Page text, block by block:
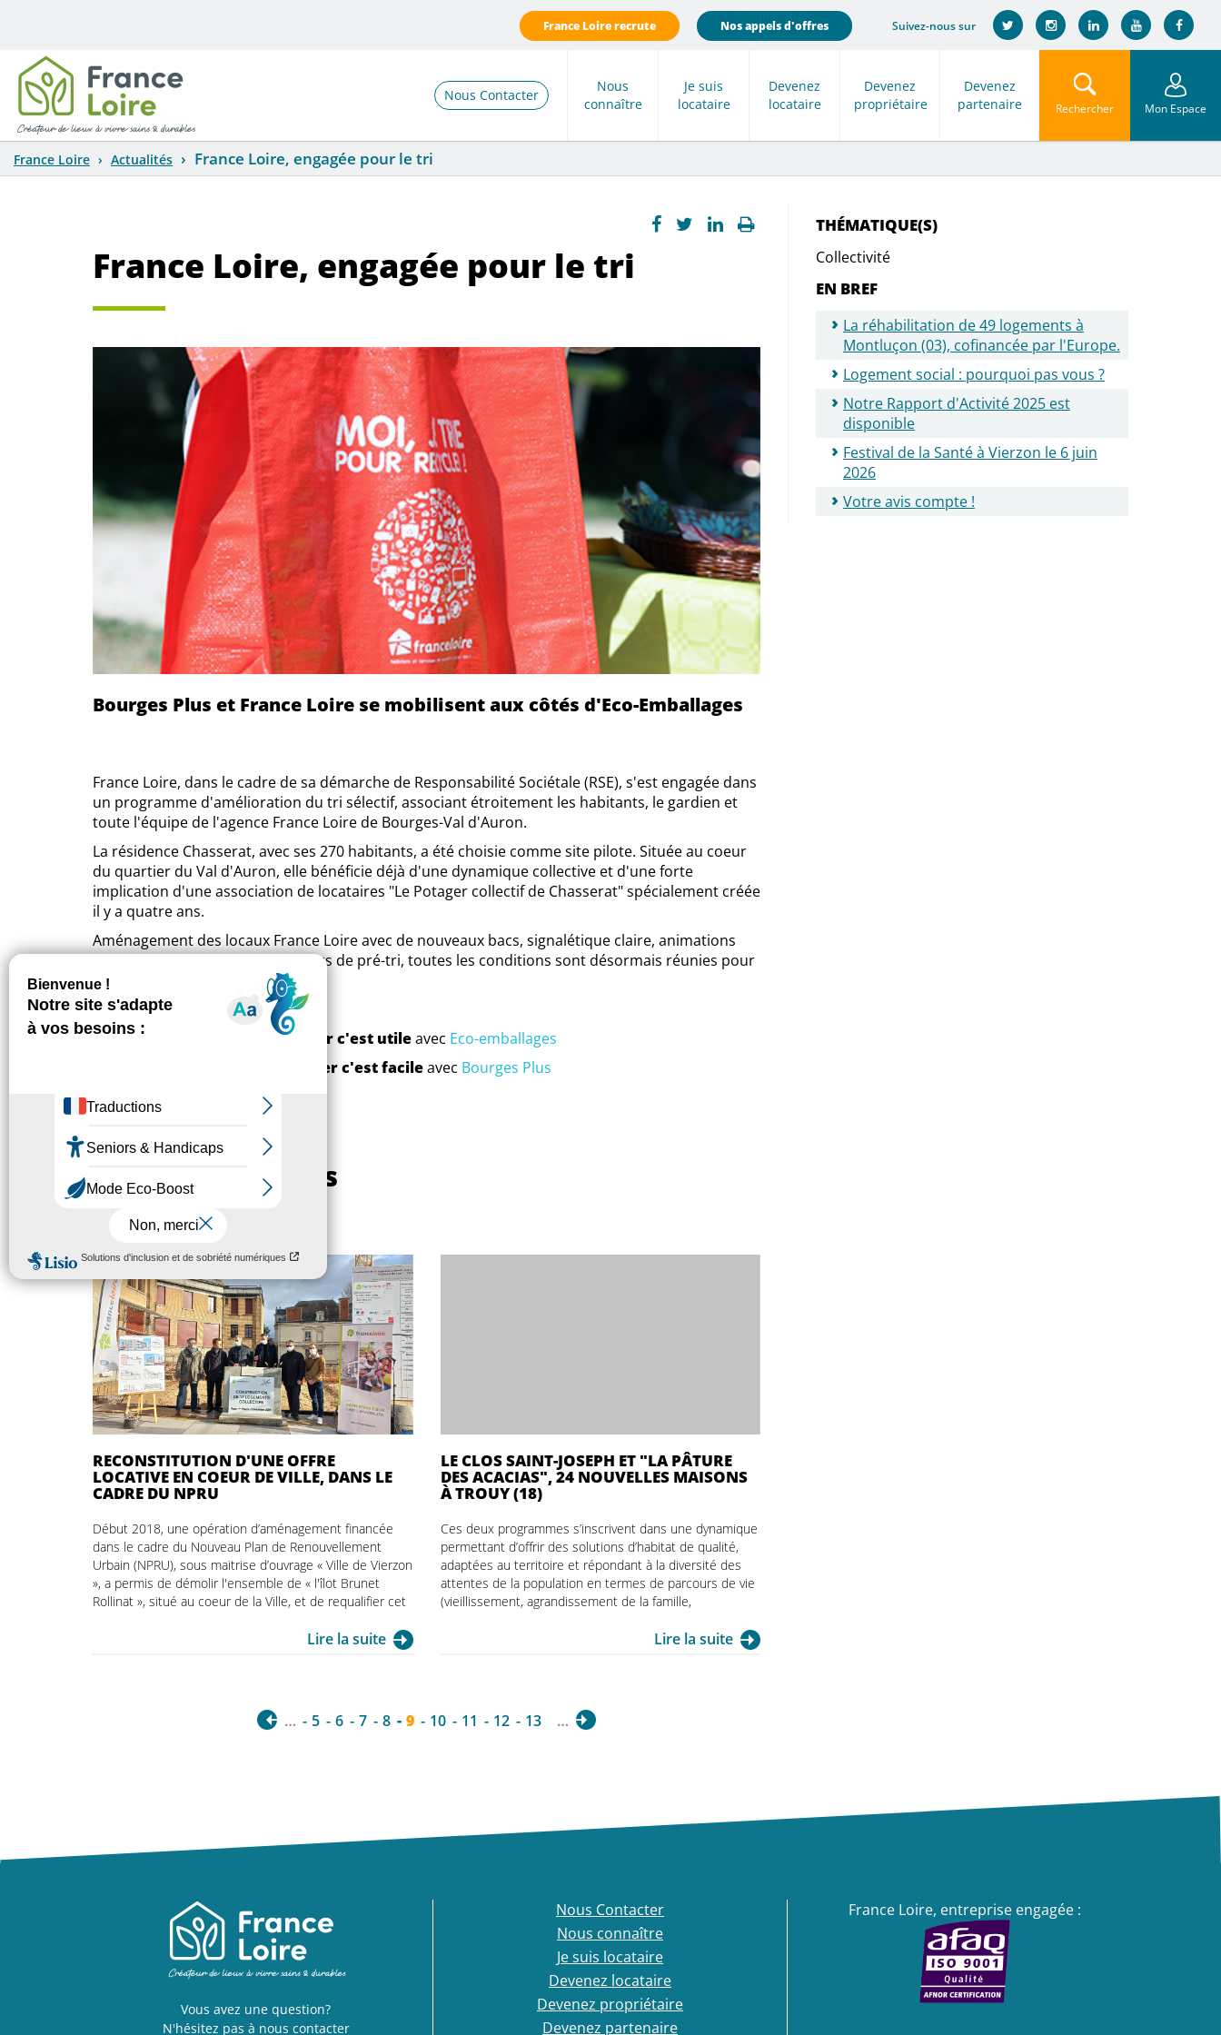
France Loire recrute Nos appels d'offres Suivez-nous sur
Mon Espace
Rechercher
Nous Contacter
Nous
connaître
Je suis
locataire
Devenez
locataire
Devenez
propriétaire
Devenez
partenaire
France Loire Actualités France Loire, engagée pour le tri
France Loire, engagée pour le tri
Bourges Plus et France Loire se mobilisent aux côtés d'Eco-Emballages
France Loire, dans le cadre de sa démarche de Responsabilité Sociétale (RSE), s'est engagée dans
un programme d'amélioration du tri sélectif, associant étroitement les habitants, le gardien et
toute l'équipe de l'agence France Loire de Bourges-Val d'Auron.
La résidence Chasserat, avec ses 270 habitants, a été choisie comme site pilote. Située au coeur
du quartier du Val d'Auron, elle bénéficie déjà d'une dynamique collective et d'une forte
implication d'une association de locataires "Le Potager collectif de Chasserat" spécialement créée
il y a quatre ans.
Aménagement des locaux France Loire avec de nouveaux bacs, signalétique claire, animations
pédagogiques, distribution de sacs de pré-tri, toutes les conditions sont désormais réunies pour
améliorer le bon geste de tri !
Trier c'est utileavec Eco-emballages
Trier c'est facileavec Bourges Plus
Autres actualités
RECONSTITUTION D'UNE OFFRE
LOCATIVE EN COEUR DE VILLE, DANS LE
CADRE DU NPRU
Début 2018, une opération d’aménagement financée
dans le cadre du Nouveau Plan de Renouvellement
Urbain (NPRU), sous maitrise d’ouvrage « Ville de Vierzon
», a permis de démolir l'ensemble de « l'îlot Brunet
Rollinat », situé au coeur de la Ville, et de requalifier cet
du quartier, la Ville de Vierzon a sollicité France Loire,
perte d’autonomie, avec pour objectif d’offrir une
expérience de vie saine et désirable en centre-ville à
Lire la suite
LE CLOS SAINT-JOSEPH ET "LA PÂTURE
DES ACACIAS", 24 NOUVELLES MAISONS
À TROUY (18)
Ces deux programmes s’inscrivent dans une dynamique
permettant d’offrir des solutions d’habitat de qualité,
adaptées au territoire et répondant à la diversité des
attentes de la population en termes de parcours de vie
(vieillissement, agrandissement de la famille,
locative sociale répondra par ailleurs aux obligations de
Lire la suite
… 5 6 7 8 9 10 11 12 13 …
THÉMATIQUE(S)
Collectivité
EN BREF
La réhabilitation de 49 logements à
Montluçon (03), cofinancée par l'Europe.
Logement social : pourquoi pas vous ?
Notre Rapport d'Activité 2025 est
disponible
Festival de la Santé à Vierzon le 6 juin
2026
Votre avis compte !
Vous avez une question?
N'hésitez pas à nous contacter
Nous Contacter
Nous connaître
Je suis locataire
Devenez locataire
Devenez propriétaire
Devenez partenaire
France Loire, entreprise engagée :